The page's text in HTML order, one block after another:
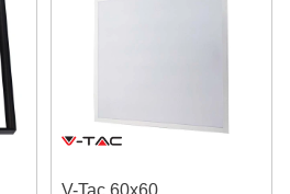
V-Tac 60x60